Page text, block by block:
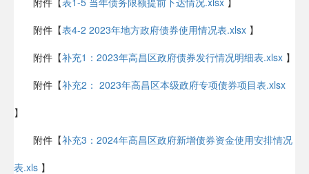
附件【表4-2 2023年地方政府债券使用情况表.xlsx 】
附件【补充1：2023年高昌区政府债券发行情况明细表.xlsx 】
附件【补充2： 2023年高昌区本级政府专项债券项目表.xlsx
】
附件【补充3：2024年高昌区政府新增债券资金使用安排情况
表.xls 】